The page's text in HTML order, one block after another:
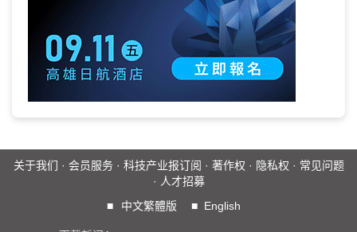
关于我们 · 会员服务· 科技产业报订阅 · 著作权 · 隐私权 · 常见问题
· 人才招募
■
中文繁體版 ■ English